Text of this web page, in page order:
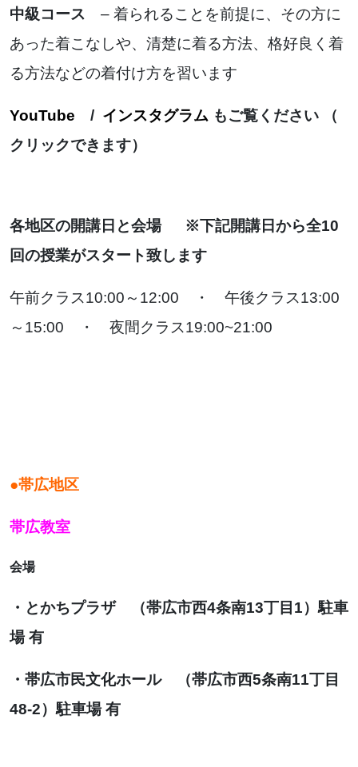
中級コース – 着られることを前提に、その方に
あった着こなしや、清楚に着る方法、格好良く着
る方法などの着付け方を習います
YouTube / インスタグラム もご覧ください （
クリックできます）
各地区の開講日と会場 ※下記開講日から全10
回の授業がスタート致します
午前クラス10:00～12:00 ・ 午後クラス13:00
～15:00 ・ 夜間クラス19:00~21:00
●帯広地区
帯広教室
会場
・ とかちプラザ （帯広市西4条南13丁目1）駐車
場 有
・ 帯広市民文化ホール （帯広市西5条南11丁目
48-2）駐車場 有